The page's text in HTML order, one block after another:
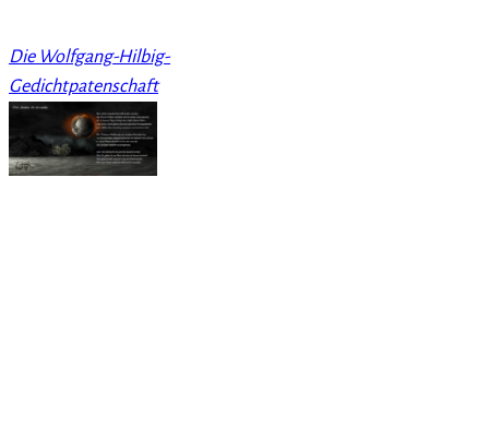
Die Wolfgang-Hilbig-
Gedichtpatenschaft